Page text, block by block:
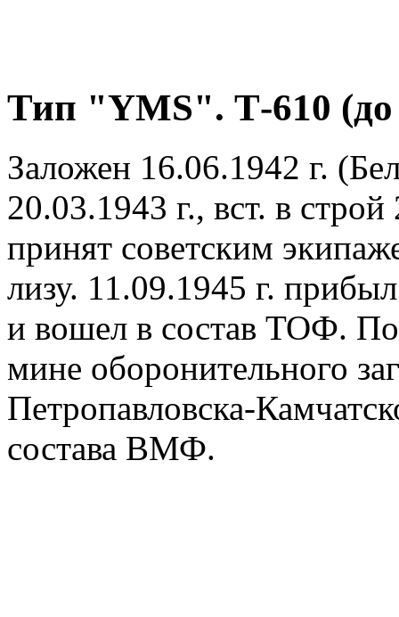
Тип "YMS". Т-610 (до
Заложен 16.06.1942 г.
20.03.1943 г., вст. в
принят советским
лизу. 11.09.1945 г.
и вошел в состав ТОФ.
мине оборонительного
Петропавловска-
состава ВМФ.